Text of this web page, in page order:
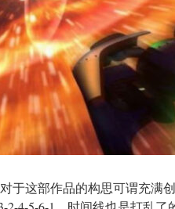
于这部作品的构思可谓充满